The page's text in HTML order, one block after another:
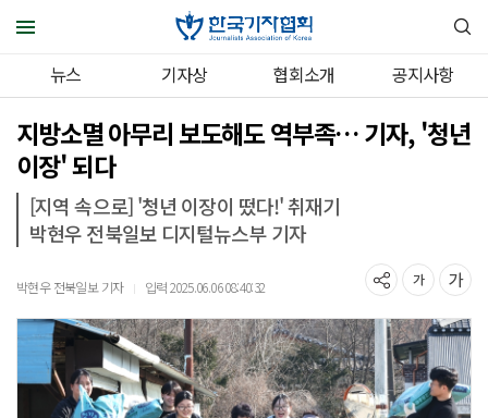
뉴스 기자상 협회소개 공지사항
지방소멸 아무리 보도해도 역부족… 기자, '청년
이장' 되다
[지역 속으로] '청년 이장이 떴다!' 취재기
박현우 전북일보 디지털뉴스부 기자
박현우 전북일보 기자 ｜ 입력 2025.06.06 08:40:32